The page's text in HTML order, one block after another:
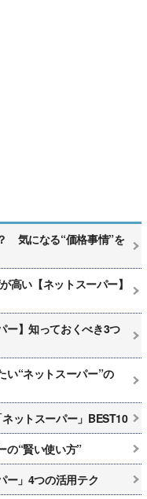
気になる“価格事情”を
い【ネットスーパー】
】知っておくべき3つ
“ネットスーパー”の
ットスーパー」BEST10
“賢い使い方”
」4つの活用テク